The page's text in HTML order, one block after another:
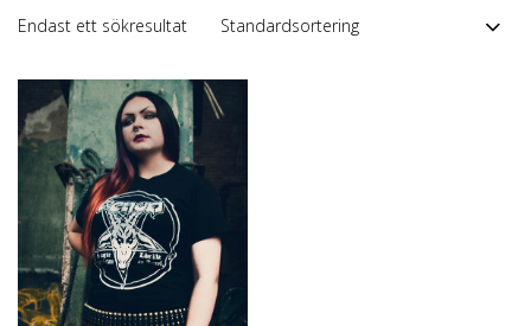
Endast ett sökresultat